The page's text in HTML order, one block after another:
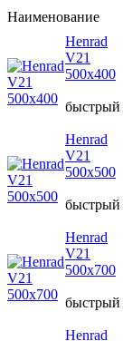
Наименование
Henrad
V21
500х400
быстрый
Henrad
V21
500х500
быстрый
Henrad
V21
500х700
быстрый
Henrad